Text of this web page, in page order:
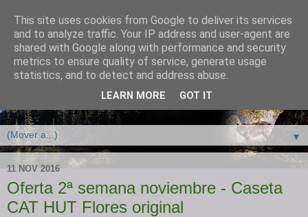
▼
11 NOV 2016
Oferta 2ª semana noviembre - Caseta
CAT HUT Flores original
This site uses cookies from Google to deliver its services
and to analyze traffic. Your IP address and user-agent are
shared with Google along with performance and security
metrics to ensure quality of service, generate usage
statistics, and to detect and address abuse.
LEARN MORE GOT IT